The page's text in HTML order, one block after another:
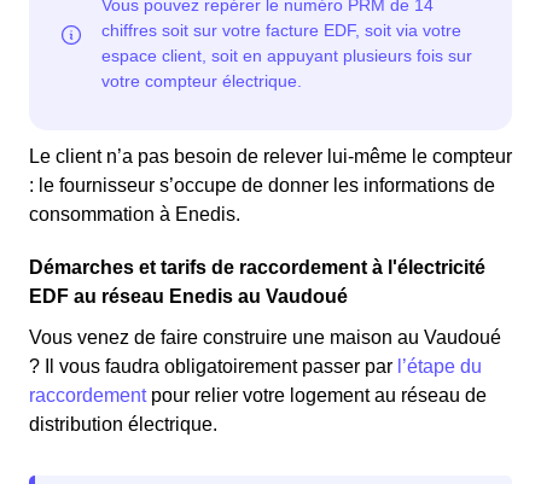
Le client n’a pas besoin de relever lui-même le compteur
: le fournisseur s’occupe de donner les informations de
consommation à Enedis.
Démarches et tarifs de raccordement à l'électricité
EDF au réseau Enedis au Vaudoué
Vous venez de faire construire une maison au Vaudoué
? Il vous faudra obligatoirement passer par l’étape du
raccordementpour relier votre logement au réseau de
distribution électrique.